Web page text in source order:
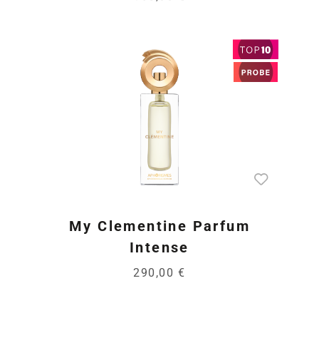
My Clementine Parfum
Intense
290,00 €